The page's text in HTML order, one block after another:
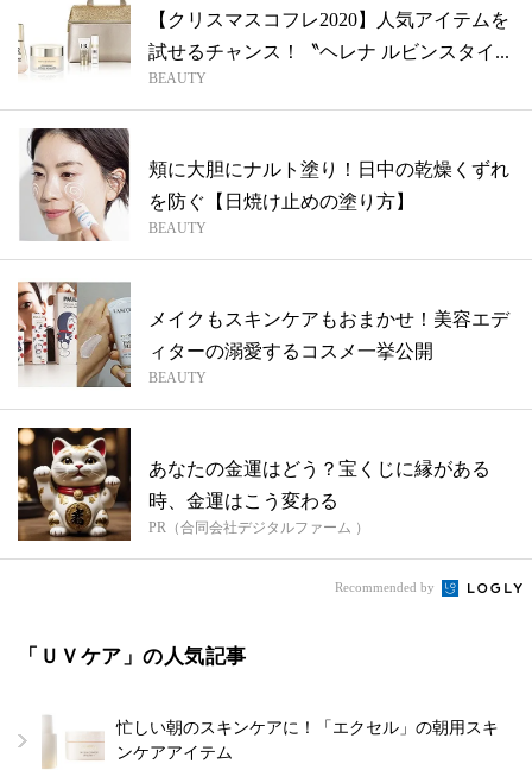
【クリスマスコフレ2020】人気アイテムを
試せるチャンス！〝ヘレナ ルビンスタイ...
BEAUTY
頬に大胆にナルト塗り！日中の乾燥くずれ
を防ぐ【日焼け止めの塗り方】
BEAUTY
メイクもスキンケアもおまかせ！美容エデ
ィターの溺愛するコスメ一挙公開
BEAUTY
あなたの金運はどう？宝くじに縁がある
時、金運はこう変わる
PR（合同会社デジタルファーム ）
Recommended by
「ＵＶケア」の人気記事
忙しい朝のスキンケアに！「エクセル」の朝用スキ
ンケアアイテム